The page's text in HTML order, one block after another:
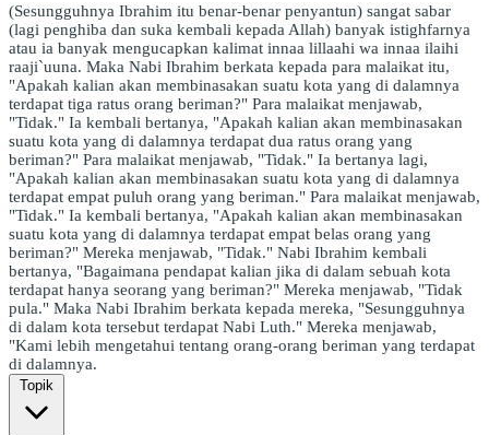
(Sesungguhnya Ibrahim itu benar-benar penyantun) sangat sabar
(lagi penghiba dan suka kembali kepada Allah) banyak istighfarnya
atau ia banyak mengucapkan kalimat innaa lillaahi wa innaa ilaihi
raaji`uuna. Maka Nabi Ibrahim berkata kepada para malaikat itu,
"Apakah kalian akan membinasakan suatu kota yang di dalamnya
terdapat tiga ratus orang beriman?" Para malaikat menjawab,
"Tidak." Ia kembali bertanya, "Apakah kalian akan membinasakan
suatu kota yang di dalamnya terdapat dua ratus orang yang
beriman?" Para malaikat menjawab, "Tidak." Ia bertanya lagi,
"Apakah kalian akan membinasakan suatu kota yang di dalamnya
terdapat empat puluh orang yang beriman." Para malaikat menjawab,
"Tidak." Ia kembali bertanya, "Apakah kalian akan membinasakan
suatu kota yang di dalamnya terdapat empat belas orang yang
beriman?" Mereka menjawab, "Tidak." Nabi Ibrahim kembali
bertanya, "Bagaimana pendapat kalian jika di dalam sebuah kota
terdapat hanya seorang yang beriman?" Mereka menjawab, "Tidak
pula." Maka Nabi Ibrahim berkata kepada mereka, "Sesungguhnya
di dalam kota tersebut terdapat Nabi Luth." Mereka menjawab,
"Kami lebih mengetahui tentang orang-orang beriman yang terdapat
di dalamnya.
Topik